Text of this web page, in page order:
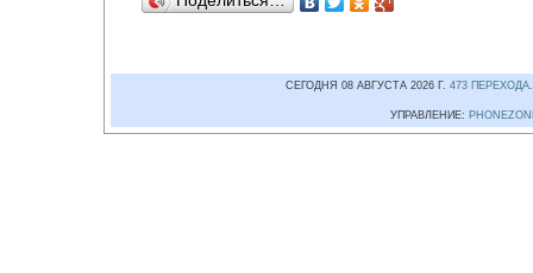
СЕГОДНЯ 08 АВГУСТА 2026 Г. 473 ПЕРЕХОДА
УПРАВЛЕНИЕ: